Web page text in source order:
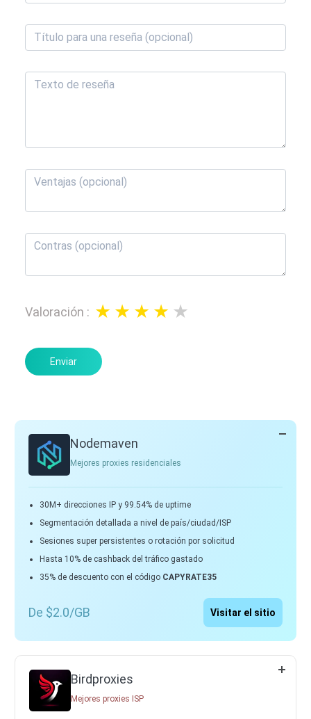
Valoración :
Enviar
Nodemaven
Mejores proxies residenciales
30M+ direcciones IP y 99.54% de uptime
Segmentación detallada a nivel de país/ciudad/ISP
Sesiones super persistentes o rotación por solicitud
Hasta 10% de cashback del tráfico gastado
35% de descuento con el código CAPYRATE35
De $2.0/GB Visitar el sitio
Birdproxies
Mejores proxies ISP